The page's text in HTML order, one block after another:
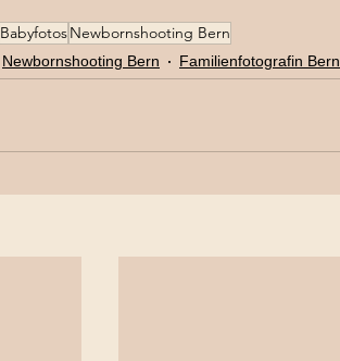
BabyfotosNewbornshooting Bern
Newbornshooting Bern Familienfotografin Bern